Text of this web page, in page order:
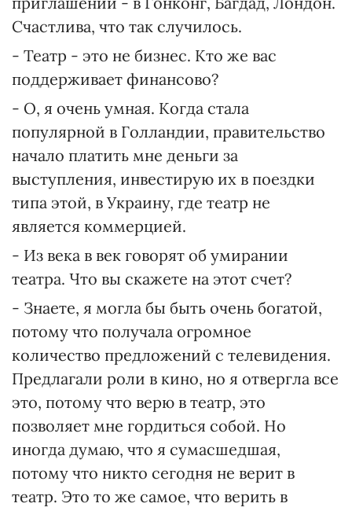
Счастлива, что так случилось.
- Театр - это не бизнес. Кто же вас
поддерживает финансово?
- О, я очень умная. Когда стала
популярной в Голландии, правительство
начало платить мне деньги за
выступления, инвестирую их в поездки
типа этой, в Украину, где театр не
является коммерцией.
- Из века в век говорят об умирании
театра. Что вы скажете на этот счет?
- Знаете, я могла бы быть очень богатой,
потому что получала огромное
количество предложений с телевидения.
Предлагали роли в кино, но я отвергла все
это, потому что верю в театр, это
позволяет мне гордиться собой. Но
иногда думаю, что я сумасшедшая,
потому что никто сегодня не верит в
театр. Это то же самое, что верить в